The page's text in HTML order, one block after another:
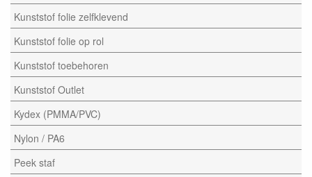
Kunststof folie zelfklevend
Kunststof folie op rol
Kunststof toebehoren
Kunststof Outlet
Kydex (PMMA/PVC)
Nylon / PA6
Peek staf